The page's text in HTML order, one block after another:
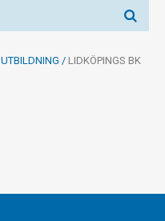
/ LIDKÖPINGS BK